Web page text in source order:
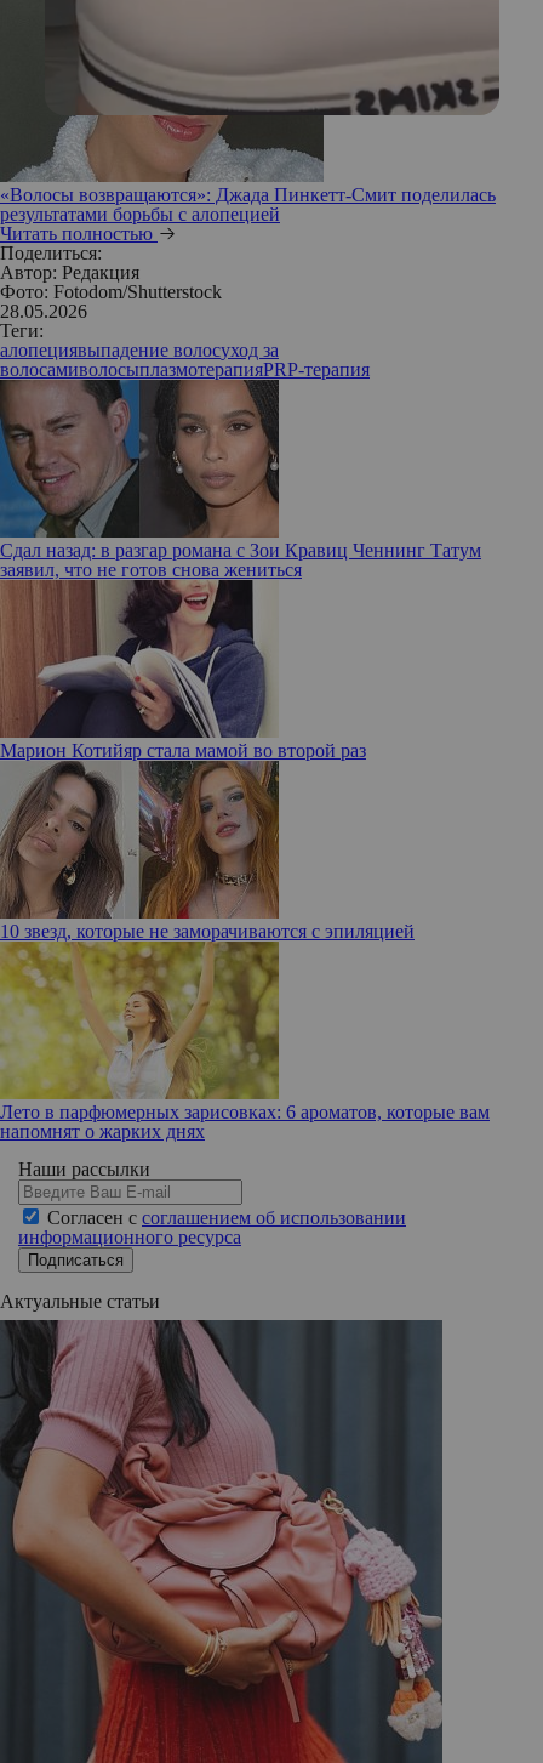
«Волосы возвращаются»: Джада Пинкетт-Смит поделилась
результатами борьбы с алопецией
Читать полностью
Поделиться:
Автор: Редакция
Фото: Fotodom/Shutterstock
28.05.2026
Теги:
алопециявыпадение волосуход за
волосамиволосыплазмотерапияPRP-терапия
Сдал назад: в разгар романа с Зои Кравиц Ченнинг Татум
заявил, что не готов снова жениться
Марион Котийяр стала мамой во второй раз
10 звезд, которые не заморачиваются с эпиляцией
Лето в парфюмерных зарисовках: 6 ароматов, которые вам
напомнят о жарких днях
Наши рассылки
Согласен с соглашением об использовании
информационного ресурса
Подписаться
Актуальные статьи